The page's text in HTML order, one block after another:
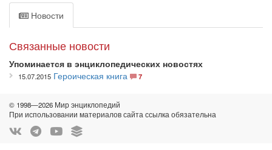
Новости
Связанные новости
Упоминается в энциклопедических новостях
15.07.2015 Героическая книга 7
© 1998—2026 Мир энциклопедий
При использовании материалов сайта ссылка обязательна